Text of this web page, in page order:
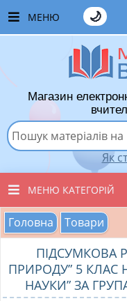
МЕНЮ 🌙
ЧАСТІ ЗАПИТАННЯ
ЯК ТУТ КУПУВАТИ
ЯК ТУТ ПРОДАВАТИ
ДОДАТИ РОЗРОБКУ
ВПОДОБАНІ ТОВАРИ
КОШИК
Магазин
Як
МЕНЮ КАТЕГОРІЙ
ВСІ ТОВАРИ
ВИХОВАТЕЛЯМ
ПОЧАТКОВІ
Головна Товари
ПІДСУМКОВА
ПРИРОДУ” 5 КЛАС
НАУКИ” ЗА